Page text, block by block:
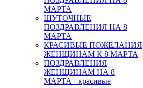
МАРТА
ШУТОЧНЫЕ
ПОЗДРАВЛЕНИЯ НА 8
МАРТА
КРАСИВЫЕ ПОЖЕЛАНИЯ
ЖЕНЩИНАМ К 8 МАРТА
ПОЗДРАВЛЕНИЯ
ЖЕНЩИНАМ НА 8
МАРТА - красивые